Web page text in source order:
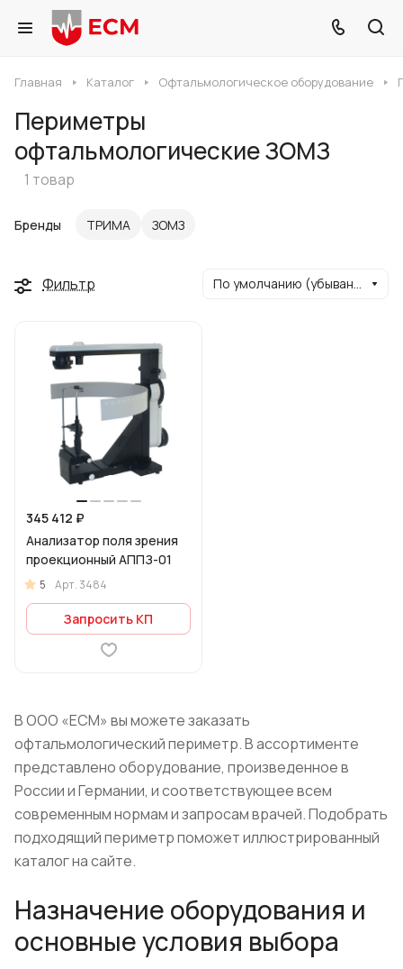
Главная Каталог Офтальмологическое оборудование
Периметры
офтальмологические ЗОМЗ
1 товар
Бренды ТРИМА ЗОМЗ
Фильтр По умолчанию (убывание)
345 412 ₽
Анализатор поля зрения
проекционный АППЗ-01
5 Арт.3484
Запросить КП
В ООО «ЕСМ» вы можете заказать
офтальмологический периметр. В ассортименте
представлено оборудование, произведенное в
России и Германии, и соответствующее всем
современным нормам и запросам врачей. Подобрать
подходящий периметр поможет иллюстрированный
каталог на сайте.
Назначение оборудования и
основные условия выбора